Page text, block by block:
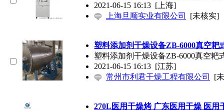
2021-06-15 16:13 [上海]
上海旦顺实业有限公司
[未核实]
塑料添加剂干燥设备ZB-6000真空耙
塑料添加剂干燥设备ZB-6000真空耙
2021-06-15 16:13 [江苏]
常州市利君干燥工程有限公司
[
270L医用干燥烤 广东医用干燥 医用